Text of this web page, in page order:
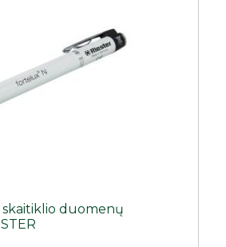
duomenų